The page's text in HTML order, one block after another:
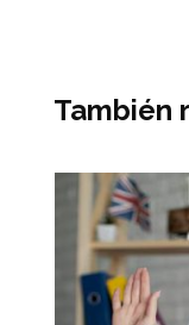
También